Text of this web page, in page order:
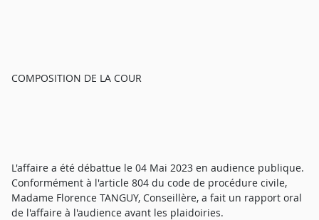
COMPOSITION DE LA COUR
L'affaire a été débattue le 04 Mai 2023 en audience publique.
Conformément à l'article 804 du code de procédure civile,
Madame Florence TANGUY, Conseillère, a fait un rapport oral
de l'affaire à l'audience avant les plaidoiries.